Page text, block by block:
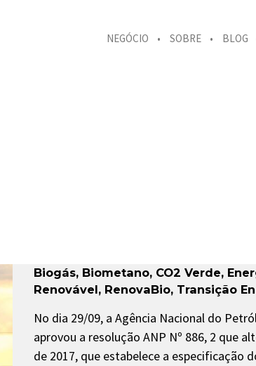
NEGÓCIO SOBRE BLOG
Biogás, Biometano, CO2 Verde,
Renovável, RenovaBio, Transição
No dia 29/09, a Agência Nacional do
aprovou a resolução ANP Nº 886, 2 que
de 2017, que estabelece a especificação